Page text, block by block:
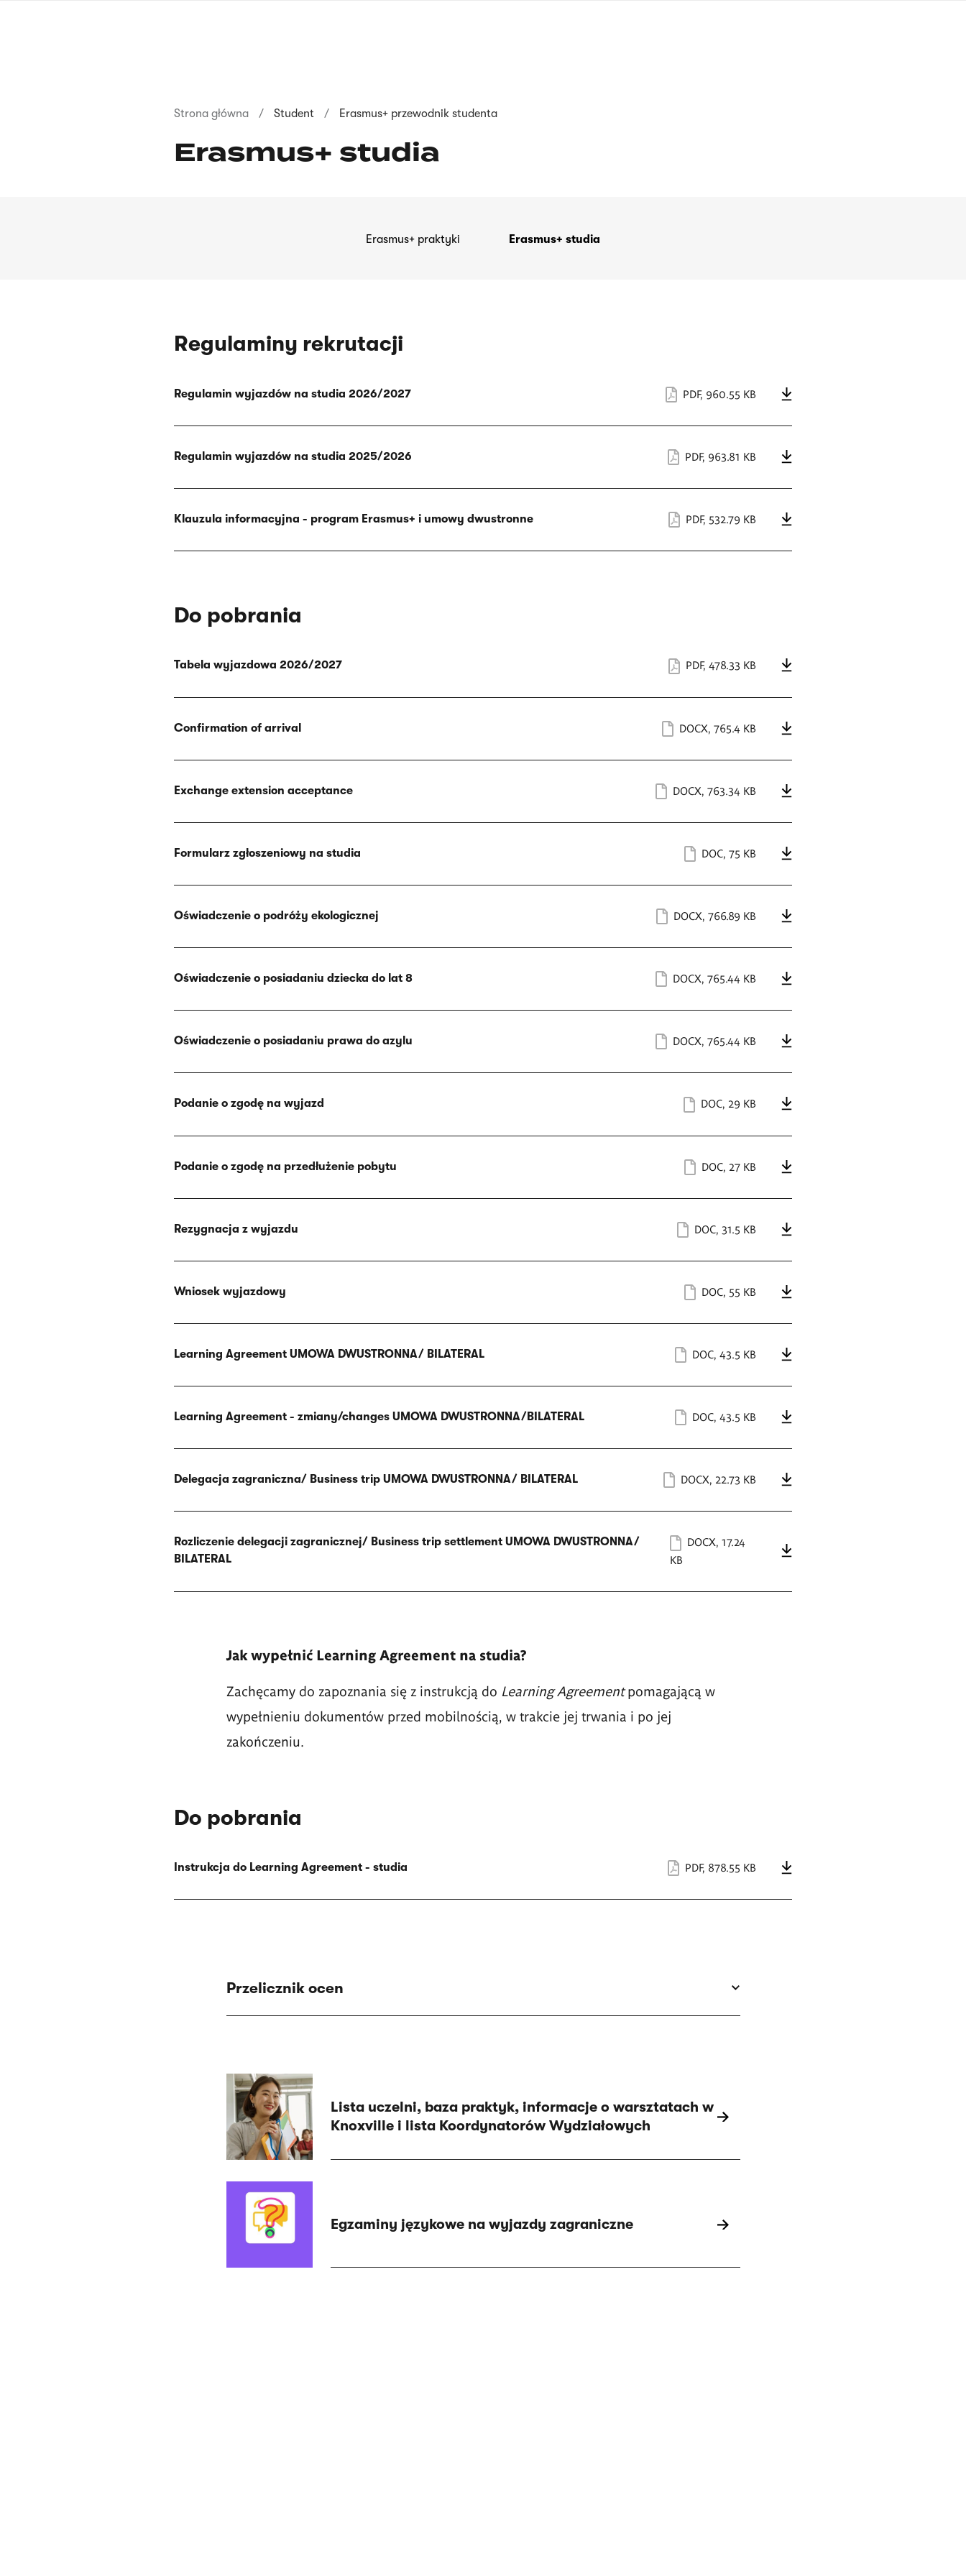
Ścieżka
nawigacyjna
Strona główna Student Erasmus+ przewodnik studenta
Erasmus+ studia
Erasmus+ praktyki Erasmus+ studia
Regulaminy rekrutacji
Regulamin wyjazdów na studia 2026/2027 PDF, 960.55 KB
Regulamin wyjazdów na studia 2025/2026 PDF, 963.81 KB
Klauzula informacyjna - program Erasmus+ i umowy dwustronne PDF, 532.79 KB
Do pobrania
Tabela wyjazdowa 2026/2027 PDF, 478.33 KB
Confirmation of arrival DOCX 765.4 KB
Exchange extension acceptance DOCX 763.34 KB
Formularz zgłoszeniowy na studia DOC, 75 KB
Oświadczenie o podróży ekologicznej DOCX, 766.89 KB
Oświadczenie o posiadaniu dziecka do lat 8 DOCX, 765.44 KB
Oświadczenie o posiadaniu prawa do azylu DOCX, 765.44 KB
Podanie o zgodę na wyjazd DOC, 29 KB
Podanie o zgodę na przedłużenie pobytu DOC 27 KB
Rezygnacja z wyjazdu DOC 31.5 KB
Wniosek wyjazdowy DOC, 55 KB
Learning Agreement UMOWA DWUSTRONNA/ BILATERAL DOC, 43.5 KB
Learning Agreement - zmiany/changes UMOWA DWUSTRONNA/BILATERAL DOC, 43.5 KB
Delegacja zagraniczna/ Business trip UMOWA DWUSTRONNA/ BILATERAL DOCX, 22.73 KB
Rozliczenie delegacji zagranicznej/ Business trip settlement UMOWA DWUSTRONNA/
BILATERAL
DOCX,17.24
KB
Jak wypełnić Learning Agreement na studia?
Zachęcamy do zapoznania się z instrukcją do Learning Agreementpomagającą w
wypełnieniu dokumentów przed mobilnością, w trakcie jej trwania i po jej
zakończeniu.
Do pobrania
Instrukcja do Learning Agreement - studia PDF, 878.55 KB
Przelicznik ocen
Lista uczelni, baza praktyk, informacje o warsztatach w
Knoxville i lista Koordynatorów Wydziałowych
Egzaminy językowe na wyjazdy zagraniczne